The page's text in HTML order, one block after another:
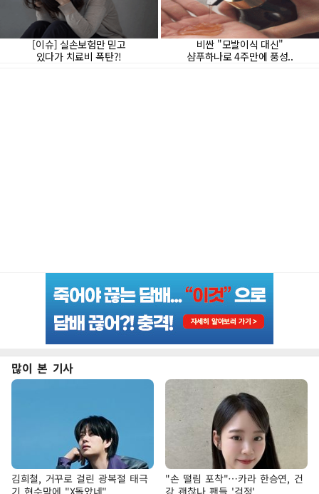
많이 본 기사
김희철, 거꾸로 걸린 광복절 태극
기 현수막에 "X돌았네"
"손 떨림 포착"…카라 한승연, 건
강 괜찮나 팬들 '걱정'